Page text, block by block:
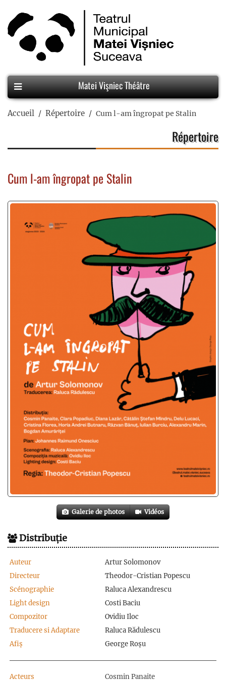
Matei Vişniec Théâtre
Accueil Répertoire Cum l-am îngropat pe Stalin
Répertoire
Cum l-am îngropat pe Stalin
Galerie de photos Vidéos
Distribuție
Auteur
Artur Solomonov
Directeur
Theodor-Cristian Popescu
Scénographie
Raluca Alexandrescu
Light design
Costi Baciu
Compozitor
Ovidiu Iloc
Traducere si Adaptare
Raluca Rădulescu
Afiș
George Roșu
Acteurs
Cosmin Panaite